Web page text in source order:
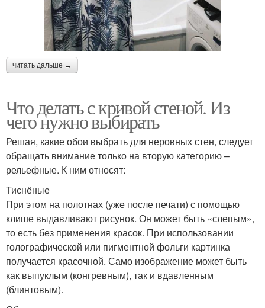
читать дальше →
Что делать с кривой стеной. Из
чего нужно выбирать
Решая, какие обои выбрать для неровных стен, следует
обращать внимание только на вторую категорию –
рельефные. К ним относят:
Тиснёные
При этом на полотнах (уже после печати) с помощью
клише выдавливают рисунок. Он может быть «слепым»,
то есть без применения красок. При использовании
голографической или пигментной фольги картинка
получается красочной. Само изображение может быть
как выпуклым (конгревным), так и вдавленным
(блинтовым).